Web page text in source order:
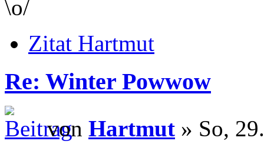
\o/
Zitat Hartmut
Re: Winter Powwow
von Hartmut » So,